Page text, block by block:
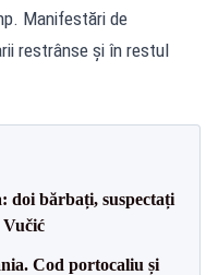
Manifestări de
restrânse şi în restul
doi bărbați, suspectați
Vučić
Cod portocaliu și